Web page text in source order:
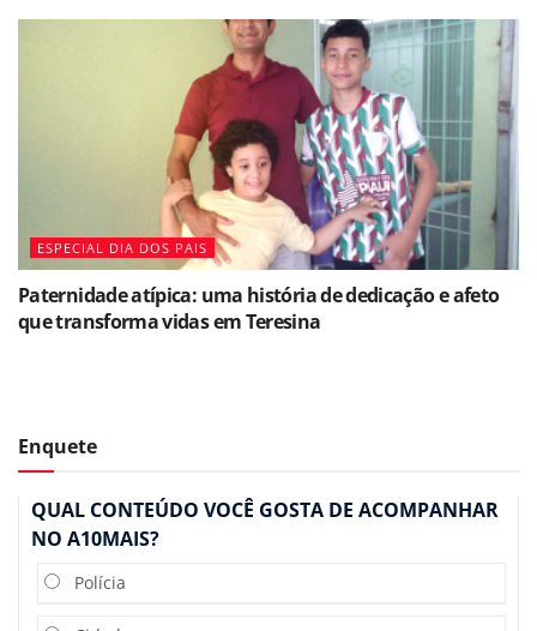
ESPECIAL DIA DOS PAIS
Paternidade atípica: uma história de dedicação e afeto
que transforma vidas em Teresina
Enquete
QUAL CONTEÚDO VOCÊ GOSTA DE ACOMPANHAR
NO A10MAIS?
Polícia